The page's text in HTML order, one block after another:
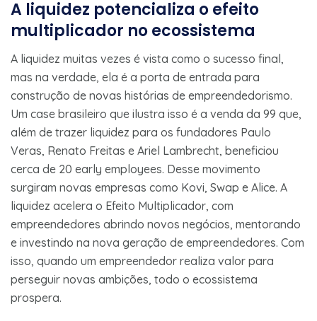
A liquidez potencializa o efeito
multiplicador no ecossistema
A liquidez muitas vezes é vista como o sucesso final,
mas na verdade, ela é a porta de entrada para
construção de novas histórias de empreendedorismo.
Um case brasileiro que ilustra isso é a venda da 99 que,
além de trazer liquidez para os fundadores Paulo
Veras, Renato Freitas e Ariel Lambrecht, beneficiou
cerca de 20 early employees. Desse movimento
surgiram novas empresas como Kovi, Swap e Alice. A
liquidez acelera o Efeito Multiplicador, com
empreendedores abrindo novos negócios, mentorando
e investindo na nova geração de empreendedores. Com
isso, quando um empreendedor realiza valor para
perseguir novas ambições, todo o ecossistema
prospera.